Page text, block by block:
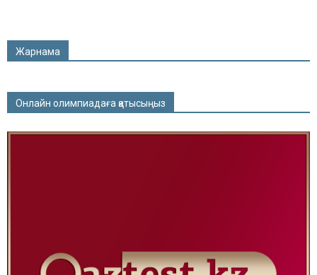
Жарнама
Онлайн олимпиадаға қатысыңыз